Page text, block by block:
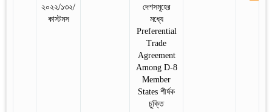
২০২২/১৩২/
কাস্টমস
দেশসমূহের
মধ্যে
Preferential
Trade
Agreement
Among D-8
Member
States শীর্ষক
চুক্তি